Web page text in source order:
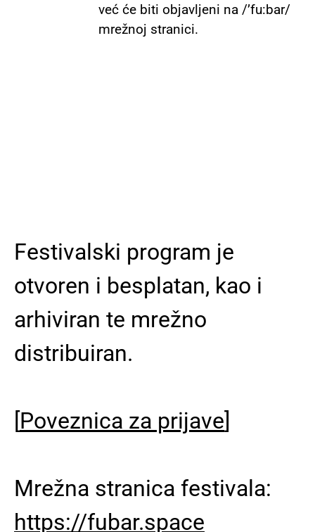
već će biti objavljeni na /’fu:bar/
mrežnoj stranici.
Festivalski program je
otvoren i besplatan, kao i
arhiviran te mrežno
distribuiran.
[Poveznica za prijave]
Mrežna stranica festivala:
https://fubar.space